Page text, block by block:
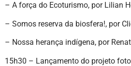
– A força do Ecoturismo, por Lilian
– Somos reserva da biosfera!, por
– Nossa herança indígena, por
15h30 – Lançamento do projeto